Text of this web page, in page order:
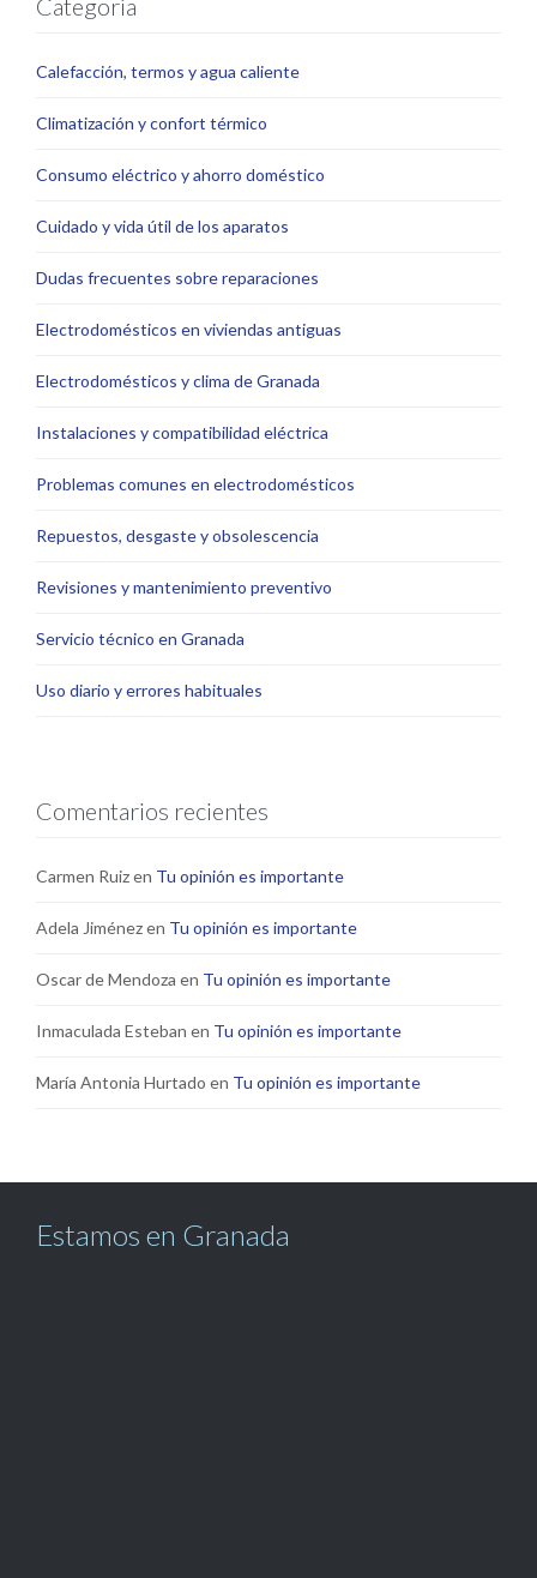
Categoria
Calefacción, termos y agua caliente
Climatización y confort térmico
Consumo eléctrico y ahorro doméstico
Cuidado y vida útil de los aparatos
Dudas frecuentes sobre reparaciones
Electrodomésticos en viviendas antiguas
Electrodomésticos y clima de Granada
Instalaciones y compatibilidad eléctrica
Problemas comunes en electrodomésticos
Repuestos, desgaste y obsolescencia
Revisiones y mantenimiento preventivo
Servicio técnico en Granada
Uso diario y errores habituales
Comentarios recientes
Carmen Ruizen Tu opinión es importante
Adela Jiménezen Tu opinión es importante
Oscar de Mendoza en Tu opinión es importante
Inmaculada Esteban en Tu opinión es importante
María Antonia Hurtado en Tu opinión es importante
Estamos en Granada